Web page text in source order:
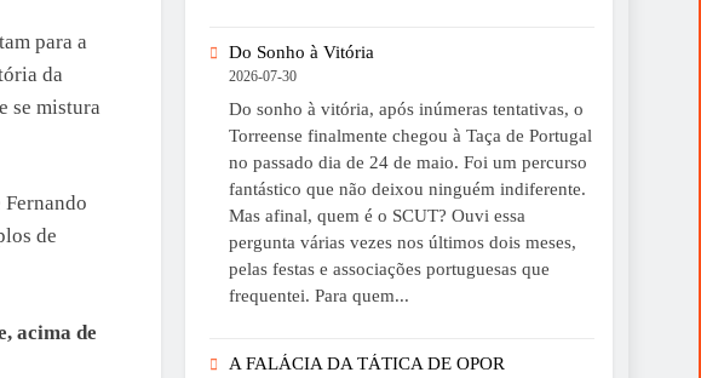
para a
da
se mistura
Fernando
de
acima de
Do Sonho à Vitória
2026-07-30
Do sonho à vitória, após inúmeras tentativas, o
Torreense finalmente chegou à Taça de Portugal
no passado dia de 24 de maio. Foi um percurso
fantástico que não deixou ninguém indiferente.
Mas afinal, quem é o SCUT? Ouvi essa
pergunta várias vezes nos últimos dois meses,
pelas festas e associações portuguesas que
frequentei. Para quem...
A FALÁCIA DA TÁTICA DE OPOR